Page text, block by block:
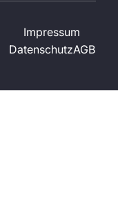
Impressum
DatenschutzAGB